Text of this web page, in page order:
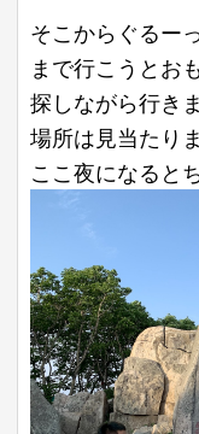
そこからぐるー
まで行こうとお
探しながら行き
場所は見当たり
ここ夜になると